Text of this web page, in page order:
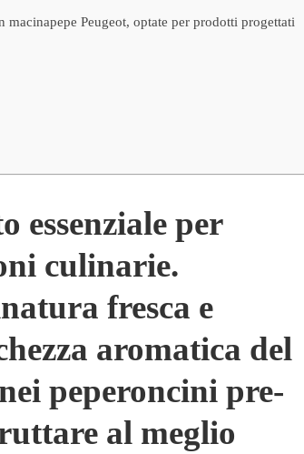
Peugeot, optate per prodotti progettati
essenziale per
culinarie.
fresca e
aromatica del
peperoncini pre-
al meglio